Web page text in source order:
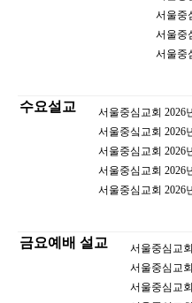
수요설교
서울중심교회 2026
금요예배 설교